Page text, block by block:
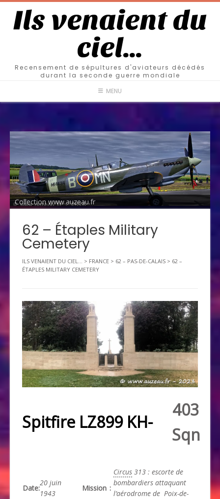
Ils venaient du
ciel…
Recensement de sépultures d'aviateurs décédés
durant la seconde guerre mondiale
MENU
Collection www.auzeau.fr
62 – Étaples Military
Cemetery
ILS VENAIENT DU CIEL... > FRANCE > 62 – PAS-DE-CALAIS > 62 –
ÉTAPLES MILITARY CEMETERY
Spitfire LZ899 KH-
403
Sqn
Date:
20 juin
1943
Mission :
Circus 313 : escorte de
bombardiers attaquant
l’aérodrome de Poix-de-